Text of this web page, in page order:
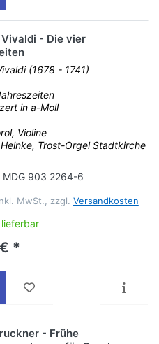
- Die vier
(1678 - 1741)
in a-Moll
Violine
Trost-Orgel Stadtkirche
MDG 903 2264-6
MwSt., zzgl. Versandkosten
*
- Frühe